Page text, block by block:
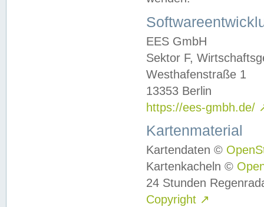
EES GmbH
Sektor F,
Westhafenstraße 1
13353 Berlin
https://ees-gmbh.de/
Kartenmaterial
Kartendaten ©
Kartenkacheln ©
24 Stunden
Copyright ↗